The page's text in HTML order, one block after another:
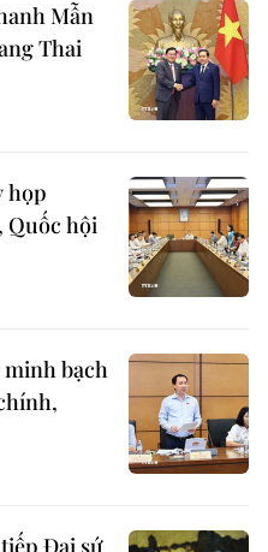
Mẫn
Thai
họp
Quốc hội
minh bạch